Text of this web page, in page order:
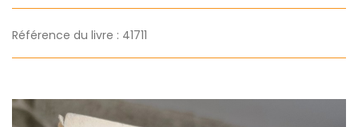
Référence du livre : 41711